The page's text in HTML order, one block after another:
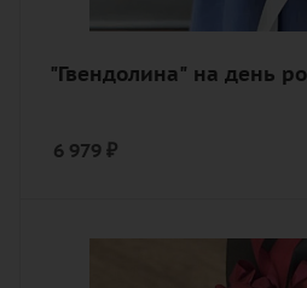
"Гвендолина" на день
6 979 ₽
Количество